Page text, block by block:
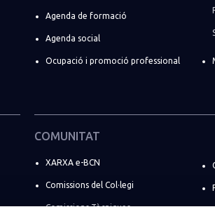
Agenda de formació
Agenda social
Ocupació i promoció professional
COMUNITAT
XARXA e-BCN
Comissions del Col·legi
Comissions Tècniques